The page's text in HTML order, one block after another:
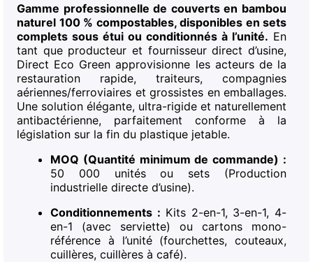
Gamme professionnelle de couverts en bambou
naturel 100 % compostables, disponibles en sets
complets sous étui ou conditionnés à l’unité. En
tant que producteur et fournisseur direct d’usine,
Direct Eco Green approvisionne les acteurs de la
restauration rapide, traiteurs, compagnies
aériennes/ferroviaires et grossistes en emballages.
Une solution élégante, ultra-rigide et naturellement
antibactérienne, parfaitement conforme à la
législation sur la fin du plastique jetable.
MOQ (Quantité minimum de commande) :
50 000 unités ou sets (Production
industrielle directe d’usine).
Conditionnements : Kits 2-en-1, 3-en-1, 4-
en-1 (avec serviette) ou cartons mono-
référence à l’unité (fourchettes, couteaux,
cuillères, cuillères à café).